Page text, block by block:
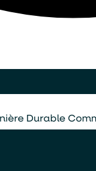
Durable